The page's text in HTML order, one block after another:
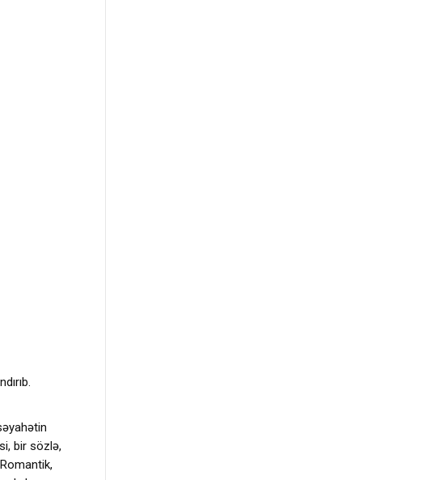
bir sözlə,